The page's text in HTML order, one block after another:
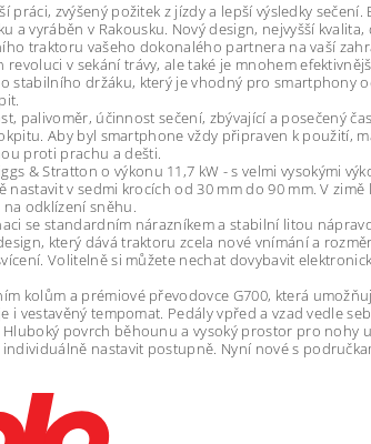
zvýšený požitek z jízdy a lepší výsledky sečení.
a vyráběn v Rakousku. Nový design, nejvyšší
traktoru vašeho dokonalého partnera na vaší
v sekání trávy, ale také je mnohem
stabilního držáku, který je vhodný pro smartphony
palivoměr, účinnost sečení, zbývající a posečený
Aby byl smartphone vždy připraven k použití,
proti prachu a dešti.
& Stratton o výkonu 11,7 kW - s velmi vysokými
v sedmi krocích od 30 mm do 90 mm. V
odklízení sněhu.
se standardním nárazníkem a stabilní litou
který dává traktoru zcela nové vnímání a
Volitelně si můžete nechat dovybavit
kolům a prémiové převodovce G700, která
vestavěný tempomat. Pedály vpřed a vzad vedle
povrch běhounu a vysoký prostor pro nohy
nastavit postupně. Nyní nové s